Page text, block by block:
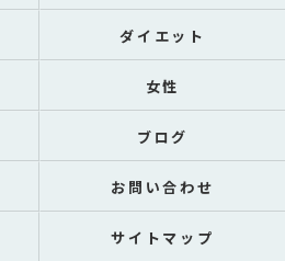
ダイエット
女性
ブログ
お問い合わせ
サイトマップ